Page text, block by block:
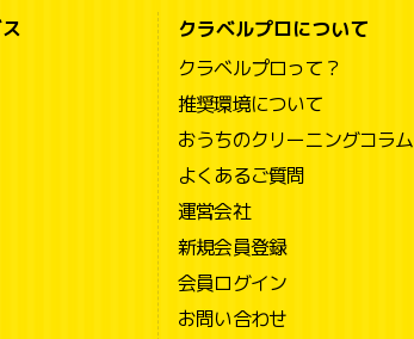
クラベルプロについて
クラベルプロって？
推奨環境について
おうちのクリーニングコラム
よくあるご質問
運営会社
新規会員登録
会員ログイン
お問い合わせ